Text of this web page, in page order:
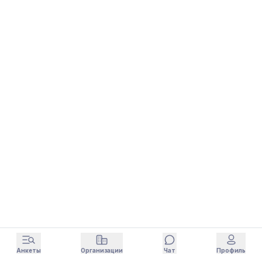
Анкеты Организации Чат Профиль